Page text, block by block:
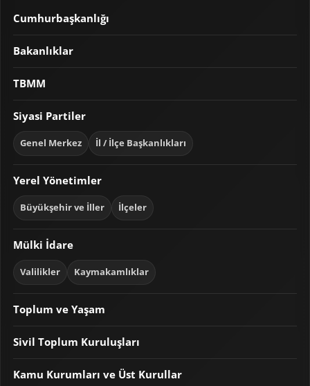
Cumhurbaşkanlığı
Bakanlıklar
TBMM
Siyasi Partiler
Genel Merkez İl / İlçe Başkanlıkları
Yerel Yönetimler
Büyükşehir ve İller İlçeler
Mülki İdare
Valilikler Kaymakamlıklar
Toplum ve Yaşam
Sivil Toplum Kuruluşları
Kamu Kurumları ve Üst Kurullar